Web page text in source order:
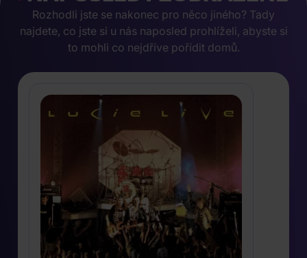
Rozhodli jste se nakonec pro něco jiného? Tady
najdete, co jste si u nás naposled prohlíželi, abyste si
to mohli co nejdříve pořídit domů.